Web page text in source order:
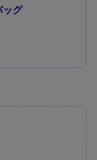
ッグ